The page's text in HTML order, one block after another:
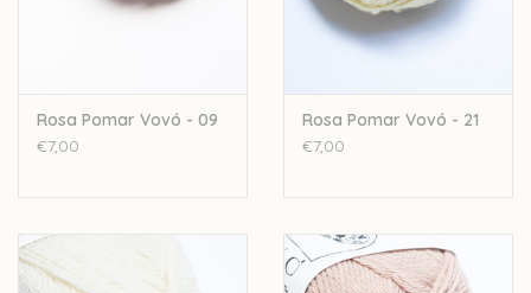
Stekenverhouding: 20-23st /28-32 rijen
Let op: de kleur op beeld kan afwijken van de werkelijke kleur.
Rosa Pomar Vovó - 09
€7,00
Rosa Pomar Vovó - 21
€7,00